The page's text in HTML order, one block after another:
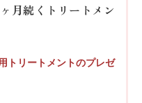
月続くトリートメン
トリートメントのプレゼ